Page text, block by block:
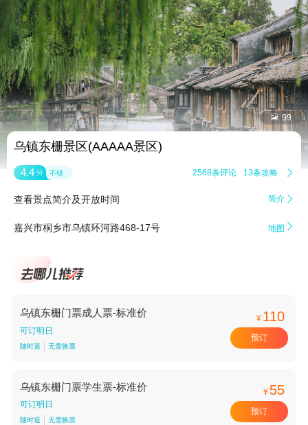
 99
乌镇东栅景区(AAAAA景区)
4.4 分 不错 2568条评论 13条攻略 
查看景点简介及开放时间 简介 
嘉兴市桐乡市乌镇环河路468-17号 地图 
乌镇东栅门票成人票-标准价
可订明日
随时退 无需换票
¥ 110
预订
乌镇东栅门票学生票-标准价
可订明日
随时退 无需换票
¥ 55
预订
